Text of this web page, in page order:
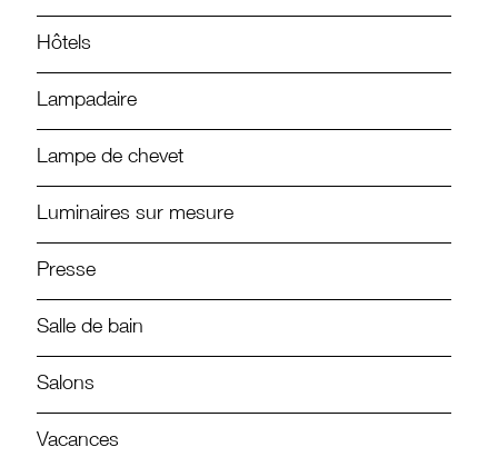
Hôtels
Lampadaire
Lampe de chevet
Luminaires sur mesure
Presse
Salle de bain
Salons
Vacances